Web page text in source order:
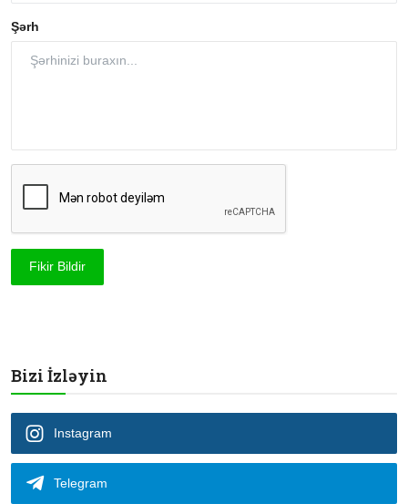
Şərh
Fikir Bildir
Bizi İzləyin
Instagram
Telegram